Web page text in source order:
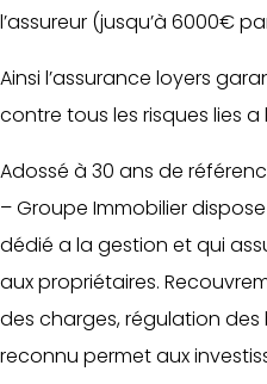
l’assureur (jusqu’à 6000€
Ainsi l’assurance loyers
contre tous les risques lies a
Adossé à 30 ans de
– Groupe Immobilier
dédié a la gestion et qui
aux propriétaires.
des charges, régulation des
reconnu permet aux